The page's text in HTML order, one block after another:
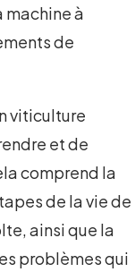
machine à
de
viticulture
et de
comprend la
de la vie de
ainsi que la
problèmes qui